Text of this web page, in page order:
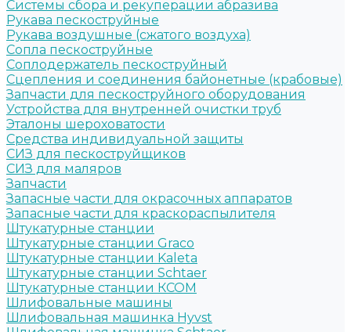
Системы сбора и рекуперации абразива
Рукава пескоструйные
Рукава воздушные (сжатого воздуха)
Сопла пескоструйные
Соплодержатель пескоструйный
Сцепления и соединения байонетные (крабовые)
Запчасти для пескоструйного оборудования
Устройства для внутренней очистки труб
Эталоны шероховатости
Средства индивидуальной защиты
СИЗ для пескоструйщиков
СИЗ для маляров
Запчасти
Запасные части для окрасочных аппаратов
Запасные части для краскораспылителя
Штукатурные станции
Штукатурные станции Graco
Штукатурные станции Kaleta
Штукатурные станции Schtaer
Штукатурные станции КСОМ
Шлифовальные машины
Шлифовальная машинка Hyvst